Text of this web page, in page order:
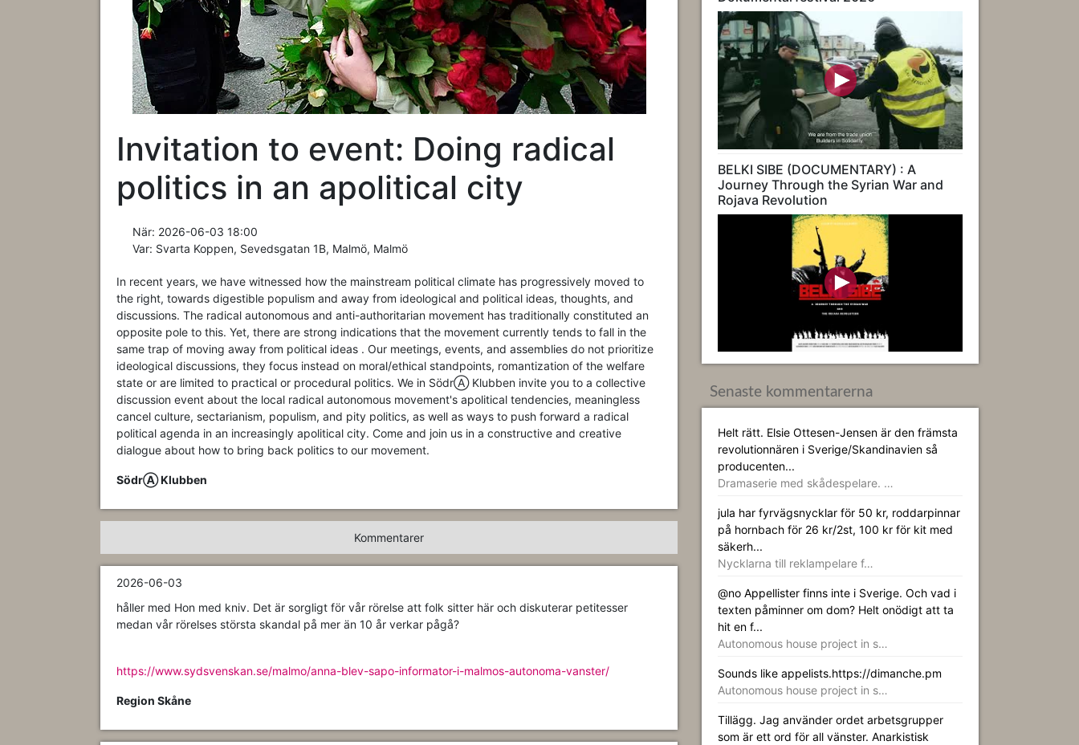
Invitation to event: Doing radical
politics in an apolitical city
När: 2026-06-03 18:00
Var: Svarta Koppen, Sevedsgatan 1B, Malmö, Malmö
In recent years, we have witnessed how the mainstream political climate has progressively moved to
the right, towards digestible populism and away from ideological and political ideas, thoughts, and
discussions. The radical autonomous and anti-authoritarian movement has traditionally constituted an
opposite pole to this. Yet, there are strong indications that the movement currently tends to fall in the
same trap of moving away from political ideas . Our meetings, events, and assemblies do not prioritize
ideological discussions, they focus instead on moral/ethical standpoints, romantization of the welfare
state or are limited to practical or procedural politics. We in SödrⒶ Klubben invite you to a collective
discussion event about the local radical autonomous movement's apolitical tendencies, meaningless
cancel culture, sectarianism, populism, and pity politics, as well as ways to push forward a radical
political agenda in an increasingly apolitical city. Come and join us in a constructive and creative
dialogue about how to bring back politics to our movement.
SödrⒶ Klubben
Kommentarer
2026-06-03
håller med Hon med kniv. Det är sorgligt för vår rörelse att folk sitter här och diskuterar petitesser
medan vår rörelses största skandal på mer än 10 år verkar pågå?
https://www.sydsvenskan.se/malmo/anna-blev-sapo-informator-i-malmos-autonoma-vanster/
Region Skåne
BELKI SIBE (DOCUMENTARY) : A
Journey Through the Syrian War and
Rojava Revolution
Senaste kommentarerna
Helt rätt. Elsie Ottesen-Jensen är den främsta
revolutionnären i Sverige/Skandinavien så
producenten...
Dramaserie med skådespelare. …
jula har fyrvägsnycklar för 50 kr, roddarpinnar
på hornbach för 26 kr/2st, 100 kr för kit med
säkerh...
Nycklarna till reklampelare f…
@no Appellister finns inte i Sverige. Och vad i
texten påminner om dom? Helt onödigt att ta
hit en f...
Autonomous house project in s…
Sounds like appelists.https://dimanche.pm
Autonomous house project in s…
Tillägg. Jag använder ordet arbetsgrupper
som är ett ord för all vänster. Anarkistisk